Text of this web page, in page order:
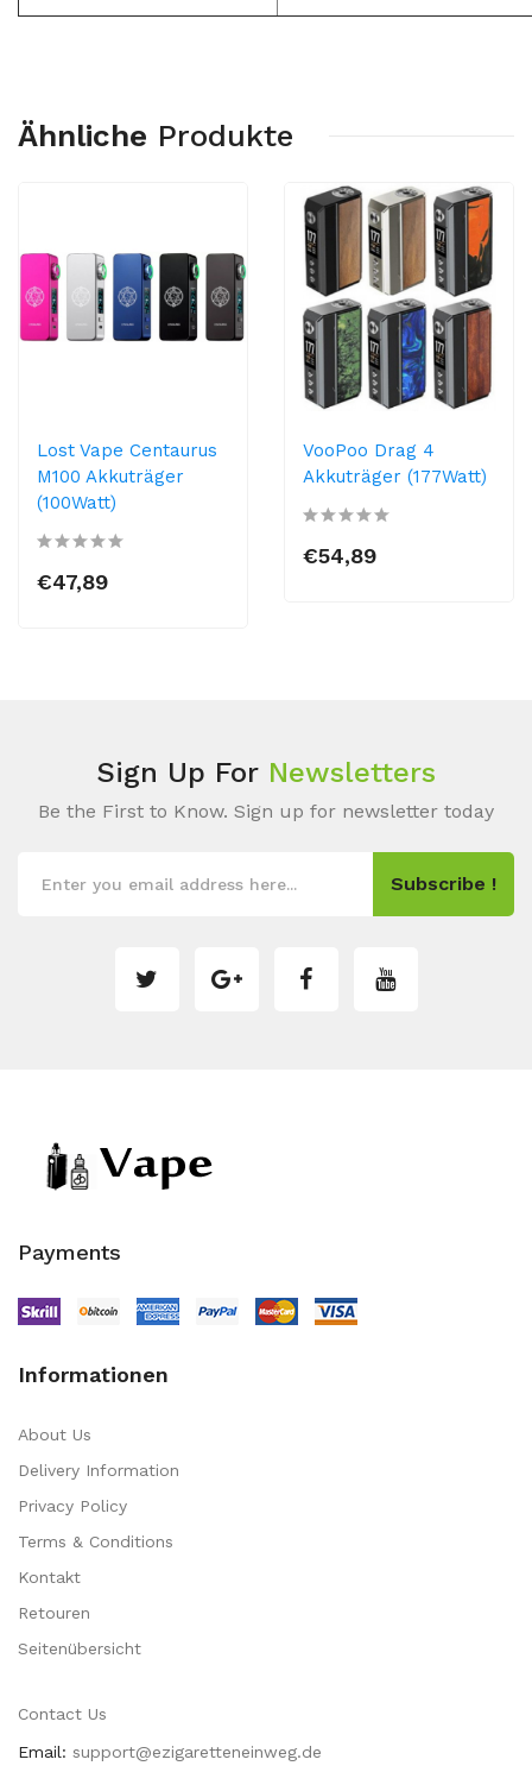
Ähnliche Produkte
Lost Vape Centaurus
M100 Akkuträger
(100Watt)
€47,89
VooPoo Drag 4
Akkuträger (177Watt)
€54,89
Sign Up For Newsletters
Be the First to Know. Sign up for newsletter today
Subscribe !
Payments
Informationen
About Us
Delivery Information
Privacy Policy
Terms & Conditions
Kontakt
Retouren
Seitenübersicht
Contact Us
Email: support@ezigaretteneinweg.de